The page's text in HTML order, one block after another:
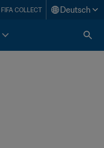
FIFA COLLECT Deutsch